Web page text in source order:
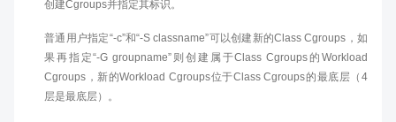
创建Cgroups并指定其标识。
普通用户指定“-c”和“-S classname”可以创建新的Class Cgroups，如
果再指定“-G groupname”则创建属于Class Cgroups的Workload
Cgroups，新的Workload Cgroups位于Class Cgroups的最底层（4
层是最底层）。